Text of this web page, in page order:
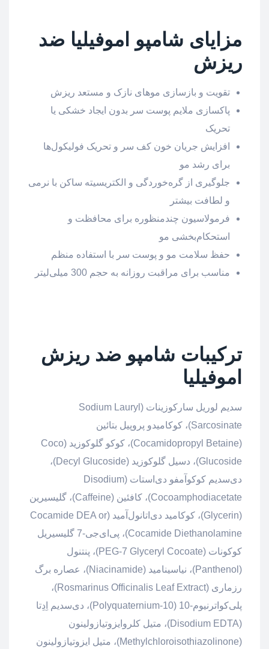
مزایای شامپو اموفیلیا ضد
ریزش
تقویت و بازسازی موهای نازک و مستعد ریزش
پاکسازی ملایم پوست سر بدون ایجاد خشکی یا
تحریک
افزایش جریان خون کف سر و تحریک فولیکول‌ها
برای رشد مو
جلوگیری از گره‌خوردگی و الکتریسیته ساکن با نرمی
و لطافت بیشتر
فرمولاسیون چندمنظوره برای محافظت و
استحکام‌بخشی مو
حفظ سلامت مو و پوست سر با استفاده منظم
مناسب برای مراقبت روزانه به حجم 300 میلی‌لیتر
ترکیبات شامپو ضد ریزش
اموفیلیا
سدیم لوریل سارکوزینات (Sodium Lauryl
Sarcosinate)، کوکامیدو پروپیل بتائین
(Cocamidopropyl Betaine)، کوکو گلوکوزید (Coco
Glucoside)، دسیل گلوکوزید (Decyl Glucoside)،
دی‌سدیم کوکوآمفو دی‌استات (Disodium
Cocoamphodiacetate)، کافئین (Caffeine)، گلیسیرین
(Glycerin)، کوکامید دی‌اتانول‌آمید (Cocamide DEA or
Cocamide Diethanolamine)، پی‌ای‌جی-7 گلیسیریل
کوکونات (PEG-7 Glyceryl Cocoate)، پنتنول
(Panthenol)، نیاسینامید (Niacinamide)، عصاره برگ
رزماری (Rosmarinus Officinalis Leaf Extract)،
پلی‌کواترنیوم-10 (Polyquaternium-10)، دی‌سدیم اِدِتا
(Disodium EDTA)، متیل کلروایزوتیازولینون
(Methylchloroisothiazolinone)، متیل ایزوتیازولینون